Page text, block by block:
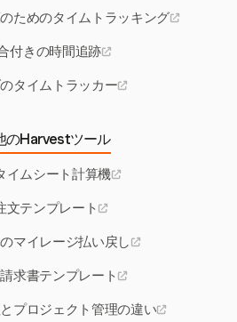
ためのタイムトラッキング
付きの時間追跡
タイムトラッカー
のHarvestツール
イムシート計算機
文テンプレート
マイレージ払い戻し
求書テンプレート
プロジェクト管理の違い